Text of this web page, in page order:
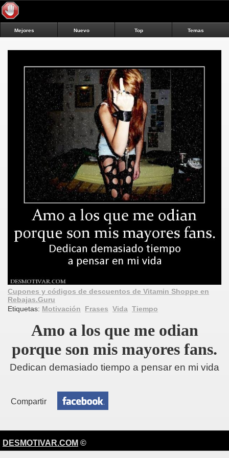
Mejores Nuevo Top Temas
Cupones y códigos de descuentos de Vitamin Shoppe en
Rebajas.Guru
Etiquetas: Motivación Frases Vida Tiempo
Amo a los que me odian
porque son mis mayores fans.
Dedican demasiado tiempo a pensar en mi vida
Compartir
DESMOTIVAR.COM ©